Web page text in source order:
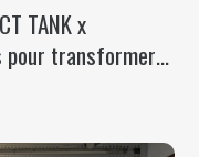
TANK x
pour transformer